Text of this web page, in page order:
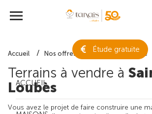
Étude gratuite
ACCUEIL
Accueil Nos offres de terrain Gironde
Terrains à vendre à
Loubès
Vous avez le projet de faire construire une